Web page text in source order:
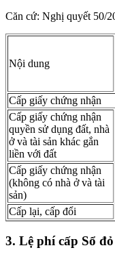
Căn cứ: Nghị quyết 50/
Nội dung
Cấp giấy chứng nhận
Cấp giấy chứng nhận
quyền sử dụng đất, nhà
ở và tài sản khác gắn
liền với đất
Cấp giấy chứng nhận
(không có nhà ở và tài
sản)
Cấp lại, cấp đổi
3. Lệ phí cấp Sổ